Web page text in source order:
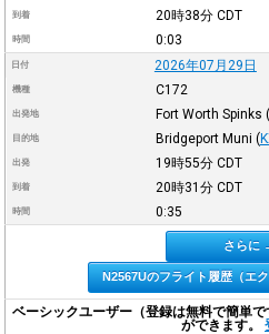
到着 20時38分 CDT
時間 0:03
日付 2026年07月29日
機種 C172
出発地 Fort Worth Spinks (
目的地 Bridgeport Muni (
出発 19時55分 CDT
到着 20時31分 CDT
時間 0:35
さらに
N2567Uのフライト履歴（エ
ベーシックユーザー（登録は無料で簡単
ができます。